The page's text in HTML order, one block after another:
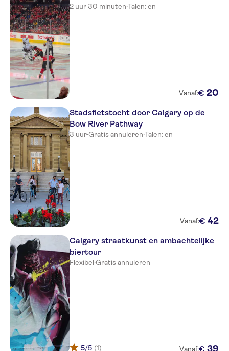
2 uur 30 minuten·Talen: en
Vanaf:€ 20
Stadsfietstocht door Calgary op de
Bow River Pathway
3 uur·Gratis annuleren·Talen: en
Vanaf:€ 42
Calgary straatkunst en ambachtelijke
biertour
Flexibel·Gratis annuleren
5/5 (1) Vanaf: 39